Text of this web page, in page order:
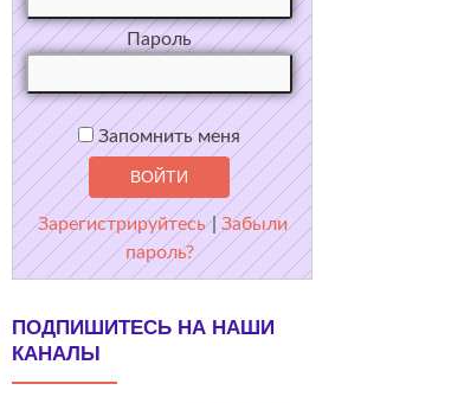
Пароль
Запомнить меня
Зарегистрируйтесь | Забыли
пароль?
ПОДПИШИТЕСЬ НА НАШИ
КАНАЛЫ